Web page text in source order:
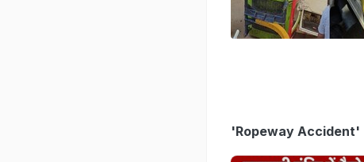
'Ropeway Accident'